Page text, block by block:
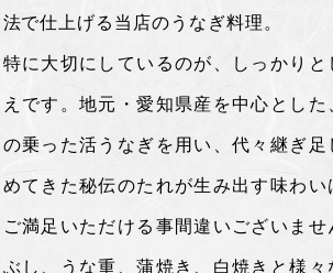
法で仕上げる当店のうなぎ料理。
特に大切にしているのが、しっかりと
えです。地元・愛知県産を中心とした
の乗った活うなぎを用い、代々継ぎ足
めてきた秘伝のたれが生み出す味わい
ご満足いただける事間違いございませ
ぶし、うな重、蒲焼き、白焼きと様々